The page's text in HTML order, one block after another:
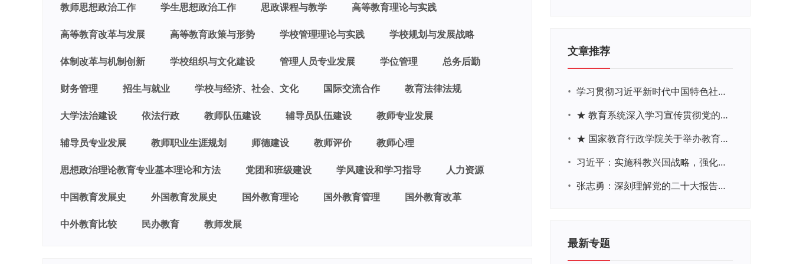
教师思想政治工作 学生思想政治工作 思政课程与教学 高等教育理论与实践
高等教育改革与发展 高等教育政策与形势 学校管理理论与实践 学校规划与发展战略
体制改革与机制创新 学校组织与文化建设 管理人员专业发展 学位管理 总务后勤
财务管理 招生与就业 学校与经济、社会、文化 国际交流合作 教育法律法规
大学法治建设 依法行政 教师队伍建设 辅导员队伍建设 教师专业发展
辅导员专业发展 教师职业生涯规划 师德建设 教师评价 教师心理
思想政治理论教育专业基本理论和方法 党团和班级建设 学风建设和学习指导 人力资源
中国教育发展史 外国教育发展史 国外教育理论 国外教育管理 国外教育改革
中外教育比较 民办教育 教师发展
文章推荐
•
学习贯彻习近平新时代中国特色社会主义思想主题教育网络培训
•
★ 教育系统深入学习宣传贯彻党的二十大精神学习专题
•
★ 国家教育行政学院关于举办教育系统深入学习宣传贯彻党的二十大精神专题网络培训的通知
•
习近平：实施科教兴国战略，强化现代化建设人才支撑
•
张志勇：深刻理解党的二十大报告关于教育的新思想、新战略、新要求
最新专题